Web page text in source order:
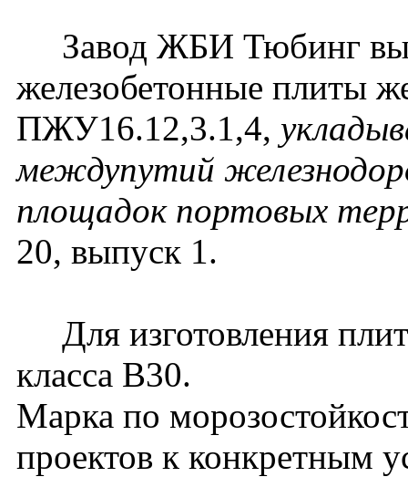
Завод ЖБИ Тюбинг
железобетонные плиты
ПЖУ16.12,3.1,4,
междупутий
площадок портовых
20, выпуск 1.
Для изготовления
класса В30.
Марка по
проектов к конкретным